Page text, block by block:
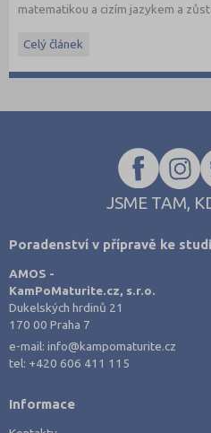
matematikou a cizím jazykem a
informacemi.
Celý článek
JSME TAM,
Poradenství v přípravě ke
AMOS -
KamPoMaturite.cz, s.r.o.
Dukelských hrdinů 21
170 00 Praha 7
e-mail:info@kampomaturite.cz
tel: +420 606 411 115
Informace